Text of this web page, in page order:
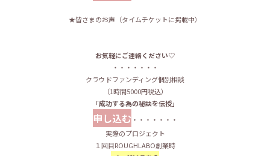
★皆さまのお声（タイムチケットに掲載中）
お気軽にご連絡ください♡
・・・・・・・
クラウドファンディング個別相談
（1時間5000円税込）
「成功する為の秘訣を伝授」
申し込む ・・・・・・・
実際のプロジェクト
１回目ROUGHLABO創業時